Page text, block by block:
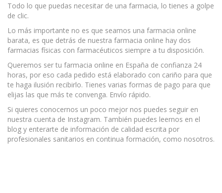
Todo lo que puedas necesitar de una farmacia, lo tienes a golpe
de clic.
Lo más importante no es que seamos una farmacia online
barata, es que detrás de nuestra farmacia online hay dos
farmacias físicas con farmacéuticos siempre a tu disposición.
Queremos ser tu farmacia online en España de confianza 24
horas, por eso cada pedido está elaborado con cariño para que
te haga ilusión recibirlo. Tienes varias formas de pago para que
elijas las que más te convenga. Envío rápido.
Si quieres conocernos un poco mejor nos puedes seguir en
nuestra cuenta de Instagram. También puedes leernos en el
blog y enterarte de información de calidad escrita por
profesionales sanitarios en continua formación, como nosotros.